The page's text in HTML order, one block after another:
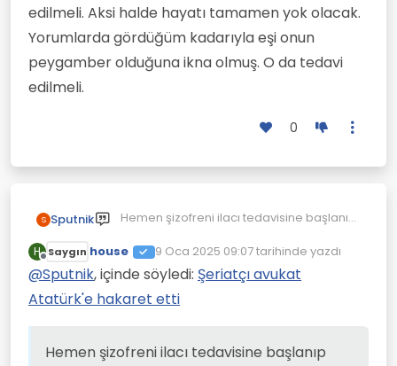
edilmeli. Aksi halde hayatı tamamen yok olacak.
Yorumlarda gördüğüm kadarıyla eşi onun
peygamber olduğuna ikna olmuş. O da tedavi
edilmeli.
0
S Sputnik
Hemen şizofreni ilacı tedavisine başlanıp
tamamen yok olacak. Yorumlarda
gördüğüm kadarıyla eşi onun
peygamber olduğuna ikna olmuş. O da
tedavi edilmeli.
H
Çevrimdışı
Saygın house 9 Oca 2025 09:07tarihinde yazdı
Son düzenleyen:
@Sputnik, içinde söyledi: Şeriatçı avukat
Atatürk'e hakaret etti
Hemen şizofreni ilacı tedavisine başlanıp